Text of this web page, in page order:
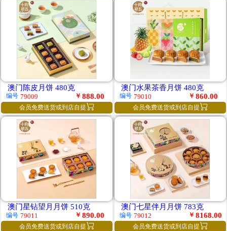
澳门陈皮月饼 480克
编号 79009 ￥ 888.00
会员免费送货或到店自提 
澳门水果茶香月饼 480克
编号 79010 ￥ 860.00
会员免费送货或到店自提 
澳门星钻望月月饼 510克
编号 79011 ￥ 890.00
会员免费送货或到店自提 
澳门七星伴月月饼 783克
编号 79012 ￥ 8168.00
会员免费送货或到店自提 